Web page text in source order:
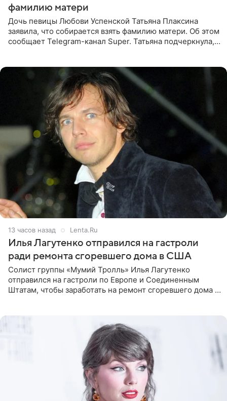
фамилию матери
Дочь певицы Любови Успенской Татьяна Плаксина
заявила, что собирается взять фамилию матери. Об этом
сообщает Telegram-канал Super. Татьяна подчеркнула,
13 часов назад Lenta.Ru
Илья Лагутенко отправился на гастроли
ради ремонта сгоревшего дома в США
Солист группы «Мумий Тролль» Илья Лагутенко
отправился на гастроли по Европе и Соединенным
Штатам, чтобы заработать на ремонт сгоревшего дома в